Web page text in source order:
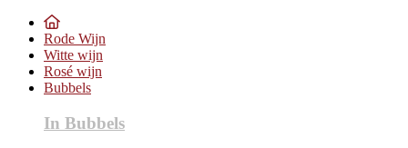
Rode Wijn
Witte wijn
Rosé wijn
Bubbels
In Bubbels